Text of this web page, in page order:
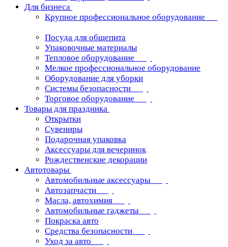
Для бизнеса
Крупное профессиональное оборудование
Посуда для общепита
Упаковочные материалы
Тепловое оборудование
Мелкое профессиональное оборудование
Оборудование для уборки
Системы безопасности
Торговое оборудование
Товары для праздника
Открытки
Сувениры
Подарочная упаковка
Аксессуары для вечеринок
Рождественские декорации
Автотовары
Автомобильные аксессуары
Автозапчасти
Масла, автохимия
Автомобильные гаджеты
Покраска авто
Средства безопасности
Уход за авто